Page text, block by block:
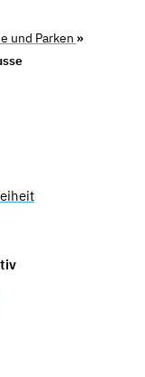
und Parken »